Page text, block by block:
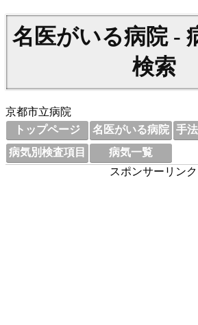
名医がいる病院 -
検索
京都市立病院
トップページ
名医がいる病院 手
病気別検査項目
病気一覧
スポンサーリンク